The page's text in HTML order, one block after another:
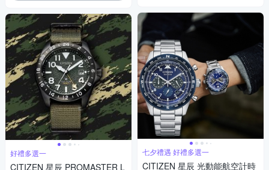
好禮多選一
CITIZEN 星辰 PROMASTER L
七夕禮遇 好禮多選一
CITIZEN 星辰 光動能航空計時